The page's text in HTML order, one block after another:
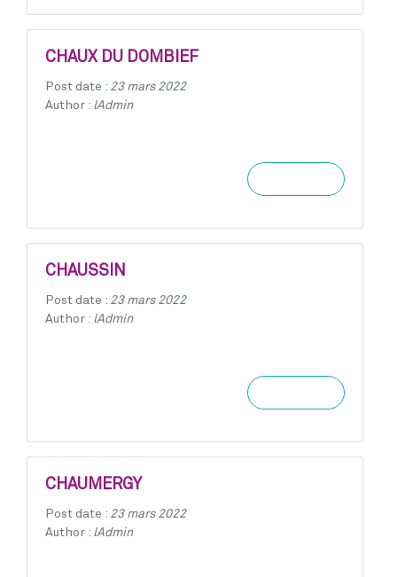
CHAUX DU DOMBIEF
Post date : 23 mars 2022
Author : lAdmin
CHAUSSIN
Post date : 23 mars 2022
Author : lAdmin
CHAUMERGY
Post date : 23 mars 2022
Author : lAdmin